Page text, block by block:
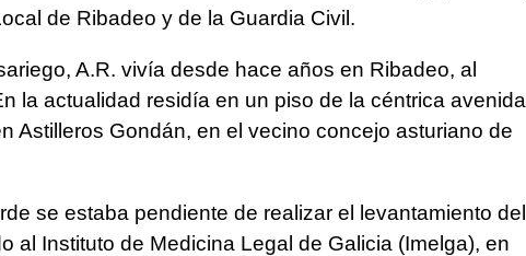
de Ribadeo y de la Guardia Civil.
A.R. vivía desde hace años en Ribadeo, al
la actualidad residía en un piso de la céntrica avenida
Astilleros Gondán, en el vecino concejo asturiano de
se estaba pendiente de realizar el levantamiento del
al Instituto de Medicina Legal de Galicia (Imelga), en